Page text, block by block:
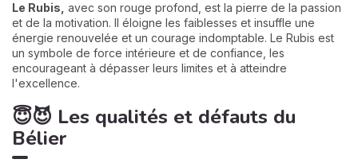
Le Rubis, avec son rouge profond, est la pierre de la passion
et de la motivation. Il éloigne les faiblesses et insuffle une
énergie renouvelée et un courage indomptable. Le Rubis est
un symbole de force intérieure et de confiance, les
encourageant à dépasser leurs limites et à atteindre
l'excellence.
😇😈 Les qualités et défauts du
Bélier